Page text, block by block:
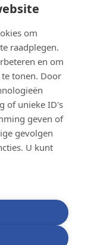
om
raadplegen.
en om
tonen. Door
of unieke ID's
geven of
gevolgen
U kunt